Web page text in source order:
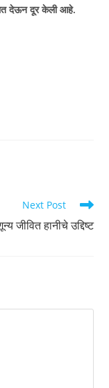
हात देऊन दूर केली आहे.
Next Post
जीवित हानीचे उद्दिष्ट